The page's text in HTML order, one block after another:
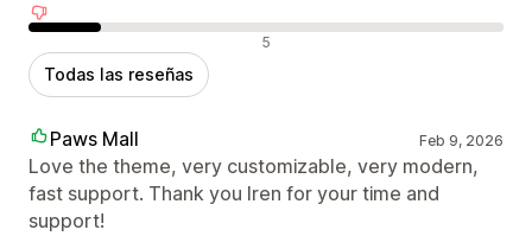
Reseñas negativas 5
Todas las reseñas
Paws Mall Feb 9, 2026
Love the theme, very customizable, very modern,
fast support. Thank you Iren for your time and
support!